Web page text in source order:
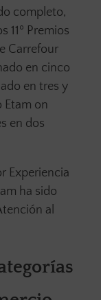
completo,
11º Premios
Carrefour
en cinco
en tres y
Etam on
en dos
Experiencia
ha sido
al